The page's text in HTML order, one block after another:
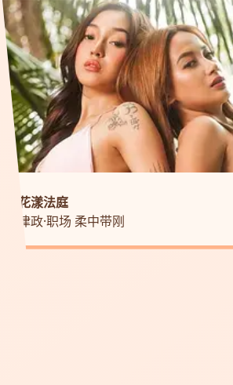
花漾法庭
律政·职场 柔中带刚